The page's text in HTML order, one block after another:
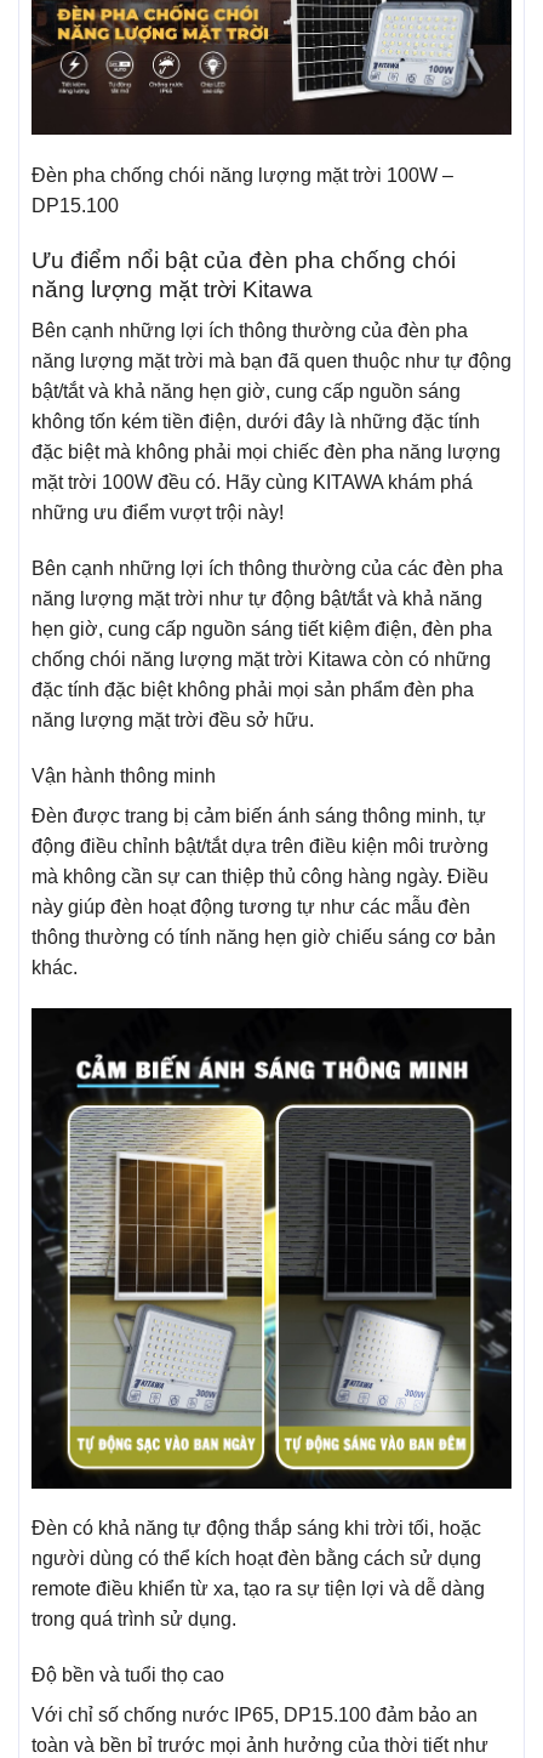
Đèn pha chống chói năng lượng mặt trời 100W –
DP15.100
Ưu điểm nổi bật của đèn pha chống chói
năng lượng mặt trời Kitawa
Bên cạnh những lợi ích thông thường của đèn pha
năng lượng mặt trời mà bạn đã quen thuộc như tự động
bật/tắt và khả năng hẹn giờ, cung cấp nguồn sáng
không tốn kém tiền điện, dưới đây là những đặc tính
đặc biệt mà không phải mọi chiếc đèn pha năng lượng
mặt trời 100W đều có. Hãy cùng KITAWA khám phá
những ưu điểm vượt trội này!
Bên cạnh những lợi ích thông thường của các đèn pha
năng lượng mặt trời như tự động bật/tắt và khả năng
hẹn giờ, cung cấp nguồn sáng tiết kiệm điện, đèn pha
chống chói năng lượng mặt trời Kitawa còn có những
đặc tính đặc biệt không phải mọi sản phẩm đèn pha
năng lượng mặt trời đều sở hữu.
Vận hành thông minh
Đèn được trang bị cảm biến ánh sáng thông minh, tự
động điều chỉnh bật/tắt dựa trên điều kiện môi trường
mà không cần sự can thiệp thủ công hàng ngày. Điều
này giúp đèn hoạt động tương tự như các mẫu đèn
thông thường có tính năng hẹn giờ chiếu sáng cơ bản
khác.
Đèn có khả năng tự động thắp sáng khi trời tối, hoặc
người dùng có thể kích hoạt đèn bằng cách sử dụng
remote điều khiển từ xa, tạo ra sự tiện lợi và dễ dàng
trong quá trình sử dụng.
Độ bền và tuổi thọ cao
Với chỉ số chống nước IP65, DP15.100 đảm bảo an
toàn và bền bỉ trước mọi ảnh hưởng của thời tiết như